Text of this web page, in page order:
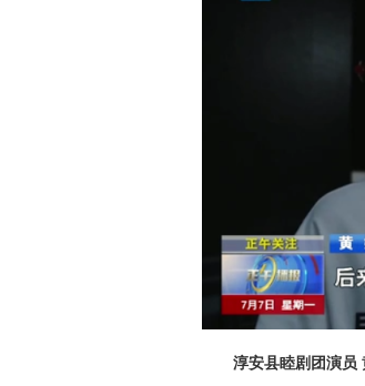
淳安县睦剧团演员